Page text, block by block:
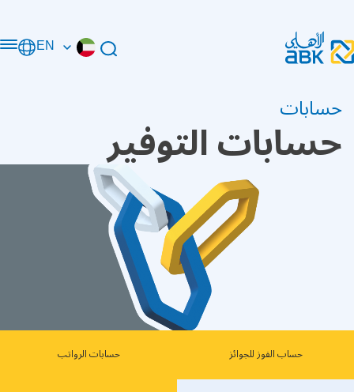
EN
حسابات
حسابات التوفير
حساب الفوز للجوائز حسابات الرواتب